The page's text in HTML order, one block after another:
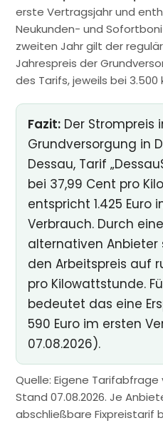
erste Vertragsjahr und
Neukunden- und
zweiten Jahr gilt der
Jahrespreis der
des Tarifs, jeweils bei 3.500
Fazit: Der Strompreis
Grundversorgung in
Dessau, Tarif
bei 37,99 Cent pro
entspricht 1.425 Euro
Verbrauch. Durch
alternativen Anbieter
den Arbeitspreis auf
pro Kilowattstunde.
bedeutet das eine
590 Euro im ersten
07.08.2026).
Quelle: Eigene
Stand 07.08.2026. Je
abschließbare Fixpreistarif